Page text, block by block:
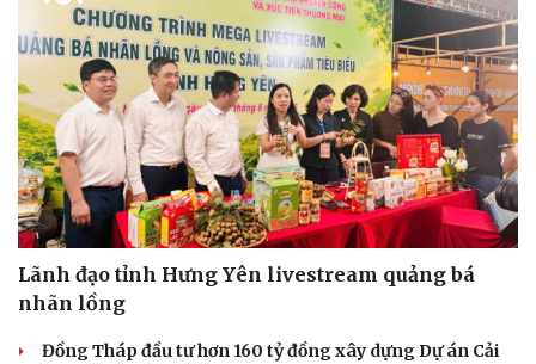
Lãnh đạo tỉnh Hưng Yên livestream quảng bá
nhãn lồng
Đồng Tháp đầu tư hơn 160 tỷ đồng xây dựng Dự án Cải